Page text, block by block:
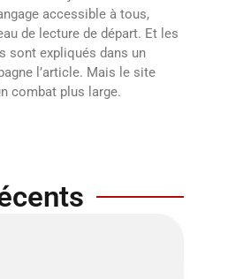
accessible à tous,
de lecture de départ. Et les
sont expliqués dans un
l’article. Mais le site
combat plus large.